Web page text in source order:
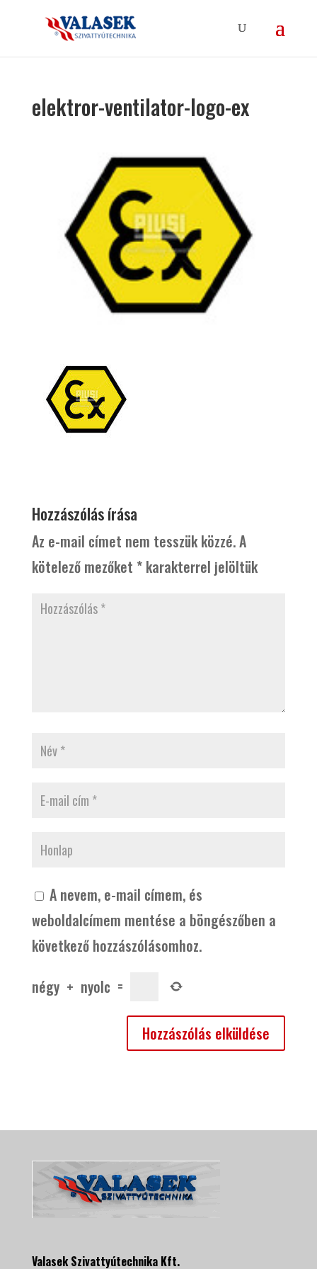
elektror-ventilator-logo-ex
Hozzászólás írása
Az e-mail címet nem tesszük közzé.A
kötelező mezőket *karakterrel jelöltük
A nevem, e-mail címem, és
weboldalcímem mentése a böngészőben a
következő hozzászólásomhoz.
négy + nyolc =
Valasek Szivattyútechnika Kft.